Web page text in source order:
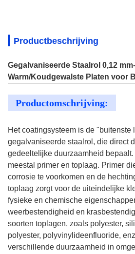
Productbeschrijving
Gegalvaniseerde Staalrol 0,12
Warm/Koudgewalste Platen voor
Productomschrijving:
Het coatingsysteem is de "buitenste
gegalvaniseerde staalrol, die direct
gedeeltelijke duurzaamheid
meestal primer en toplaag. Primer
corrosie te voorkomen en de
toplaag zorgt voor de uiteindelijke
fysieke en chemische
weerbestendigheid en
soorten toplagen, zoals polyester,
polyester, polyvinylideenfluoride,
verschillende duurzaamheid in